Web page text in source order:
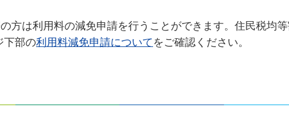
方は利用料の減免申請を行うことができます。住民税均
下部の利用料減免申請について をご確認ください。